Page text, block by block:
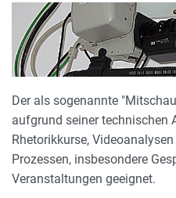
ALLGEMEIN
Der als sogenannte
aufgrund seiner technischen
Rhetorikkurse,
Prozessen, insbesondere
Veranstaltungen geeignet.